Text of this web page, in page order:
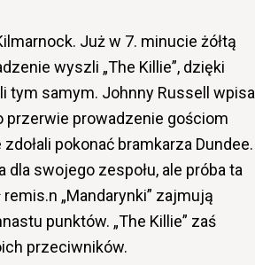
Już w 7. minucie żółtą
wyszli „The Killie”, dzięki
tym samym. Johnny Russell
przerwie prowadzenie gościom
pokonać bramkarza Dundee.
swojego zespołu, ale próba ta
„Mandarynki” zajmują
punktów. „The Killie” zaś
przeciwników.